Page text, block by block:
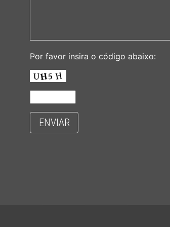
Por favor insira o código abaixo:
ENVIAR